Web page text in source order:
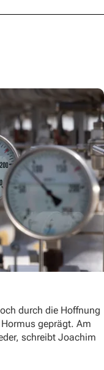
durch die Hoffnung
geprägt. Am
schreibt Joachim